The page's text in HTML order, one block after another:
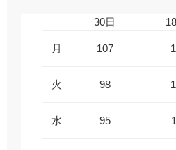
30日
月 107
火 98
水 95